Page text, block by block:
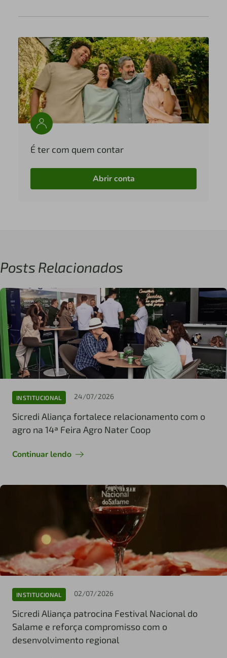
É ter com quem contar
Abrir conta
Posts Relacionados
INSTITUCIONAL 24/07/2026
Sicredi Aliança fortalece relacionamento com o
agro na 14ª Feira Agro Nater Coop
Continuar lendo
INSTITUCIONAL 02/07/2026
Sicredi Aliança patrocina Festival Nacional do
Salame e reforça compromisso com o
desenvolvimento regional